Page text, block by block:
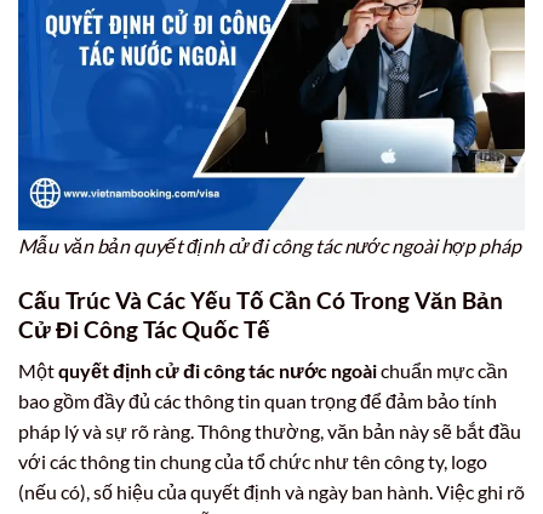
Mẫu văn bản quyết định cử đi công tác nước ngoài hợp pháp
Cấu Trúc Và Các Yếu Tố Cần Có TrongVăn Bản
Cử Đi Công Tác Quốc Tế
Mộtquyết định cử đi công tác nước ngoàichuẩn mực cần
bao gồm đầy đủ các thông tin quan trọng để đảm bảo tính
pháp lý và sự rõ ràng. Thông thường, văn bản này sẽ bắt đầu
với các thông tin chung của tổ chức như tên công ty, logo
(nếu có), số hiệu của quyết định và ngày ban hành. Việc ghi rõ